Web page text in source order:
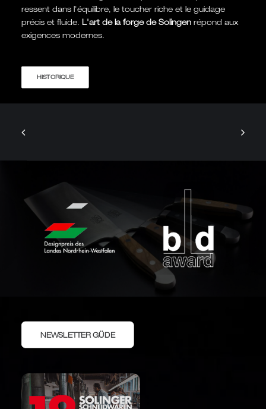
ressent dans l'équilibre, le toucher riche et le guidage
précis et fluide. L'art de la forge de Solingen répond aux
exigences modernes.
HISTORIQUE
NEWSLETTER GÜDE